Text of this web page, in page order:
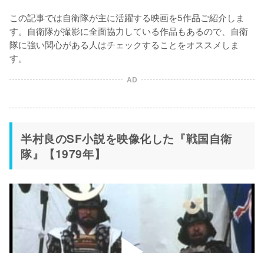
この記事では自衛隊が主に活躍する映画を5作品ご紹介しま
す。自衛隊が撮影に全面協力している作品もあるので、自衛
隊に強い関心がある人はチェックすることをオススメしま
す。
AD
半村良のSF小説を映像化した『戦国自衛
隊』【1979年】